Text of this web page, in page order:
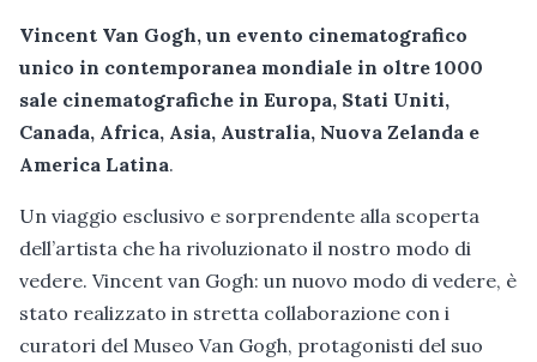
Vincent Van Gogh, un evento cinematografico
unico in contemporanea mondiale in oltre 1000
sale cinematografiche in Europa, Stati Uniti,
Canada, Africa, Asia, Australia, Nuova Zelanda e
America Latina.
Un viaggio esclusivo e sorprendente alla scoperta
dell’artista che ha rivoluzionato il nostro modo di
vedere. Vincent van Gogh: un nuovo modo di vedere, è
stato realizzato in stretta collaborazione con i
curatori del Museo Van Gogh, protagonisti del suo